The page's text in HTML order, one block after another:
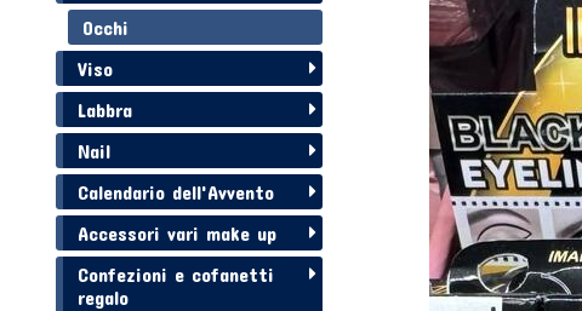
Occhi
Viso
Labbra
Nail
Calendario dell'Avvento
Accessori vari make up
Confezioni e cofanetti
regalo